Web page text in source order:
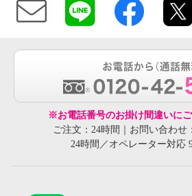
※お電話番号のお掛け間違いにご
ご注文：24時間｜お問い合わせ
24時間／オペレーター対応